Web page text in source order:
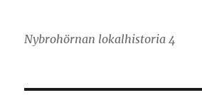
Nybrohörnan lokalhistoria 4